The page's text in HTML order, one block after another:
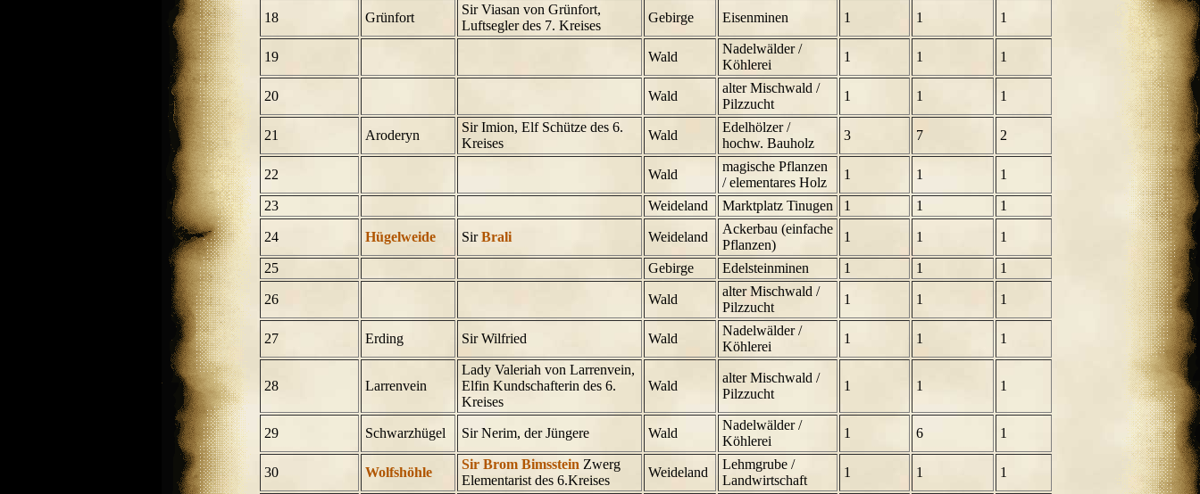
18 Grünfort
Sir Viasan von Grünfort,
Luftsegler des 7. Kreises
Gebirge Eisenminen 1 1 1
19 Wald
Nadelwälder /
Köhlerei
1 1 1
20 Wald
alter Mischwald /
Pilzzucht
1 1 1
21 Aroderyn
Sir Imion, Elf Schütze des 6.
Kreises
Wald
Edelhölzer /
hochw. Bauholz
3 7 2
22 Wald
magische Pflanzen
/ elementares Holz
1 1 1
23 Weideland Marktplatz Tinugen 1 1 1
24 Hügelweide SirBrali Weideland
Ackerbau (einfache
Pflanzen)
1 1 1
25 Gebirge Edelsteinminen 1 1 1
26 Wald
alter Mischwald /
Pilzzucht
1 1 1
27 Erding Sir Wilfried Wald
Nadelwälder /
Köhlerei
1 1 1
28 Larrenvein
Lady Valeriah von Larrenvein,
Elfin Kundschafterin des 6.
Kreises
Wald
alter Mischwald /
Pilzzucht
1 1 1
29 Schwarzhügel Sir Nerim, der Jüngere Wald
Nadelwälder /
Köhlerei
1 6 1
30 Wolfshöhle
Sir Brom Bimsstein Zwerg
Elementarist des 6.Kreises
Weideland
Lehmgrube /
Landwirtschaft
1 1 1